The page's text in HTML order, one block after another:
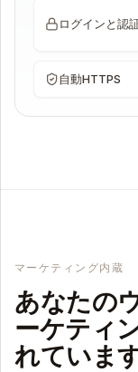
ログインと認
自動HTTPS
マーケティング内蔵
あなたの
ーケティ
れています